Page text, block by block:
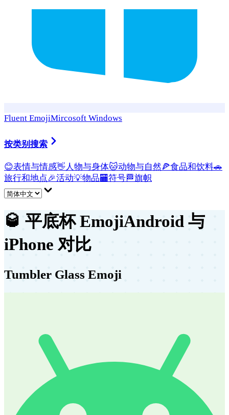
Fluent EmojiMircosoft Windows
按类别搜索
😊表情与情感👋 人物与身体🐱动物与自然🍕食品和饮料🚗
旅行和地点🎉活动💡物品🏧符号🏁旗帜
🥃 平底杯 EmojiAndroid 与
iPhone 对比
Tumbler Glass Emoji